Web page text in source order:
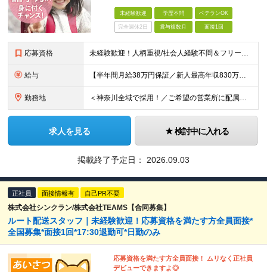
未経験歓迎 学歴不問 ベテランOK
完全週休2日 賞与複数月 面接1回
応募資格 未経験歓迎！人柄重視/社会人経験不問＆フリーターもOK ■普通自動車免許（AT限定可）を取得して1年以上経過している方 ※前職・学歴・ブランク・転職回数などは一切不問です。 <2種免許取得代は全額
給与 【半年間月給38万円保証／新人最高年収830万円／賞与年2回／給料控除を100%撤廃】 6ヶ月間、月給38万円保証＋歩合給＋賞与年2回（川崎／保土ヶ谷／戸塚） ◆保証額を超える売上時は上乗せした給与
勤務地 ＜神奈川全域で採用！／ご希望の営業所に配属＞◎転居を伴う転勤なし！◎U・Iターン歓迎！◎マイカー通勤OK（駐車場完備） 神奈川全域に6拠点（★希望の営業所に配属） ■本社：横浜市戸塚区名瀬町1152
求人を見る 検討中に入れる
掲載終了予定日： 2026.09.03
正社員 面接情報有 自己PR不要
株式会社シンクラン/株式会社TEAMS【合同募集】
ルート配送スタッフ｜未経験歓迎！応募資格を満たす方全員面接*
全国募集*面接1回*17:30退勤可*日勤のみ
応募資格を満たす方全員面接！ ムリなく正社員
デビューできますよ◎